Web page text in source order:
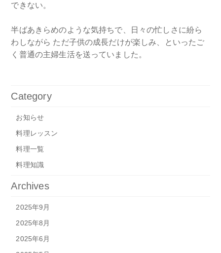
できない。
半ばあきらめのような気持ちで、日々の忙しさに紛ら
わしながら ただ子供の成長だけが楽しみ、といったご
く普通の主婦生活を送っていました。
Category
お知らせ
料理レッスン
料理一覧
料理知識
Archives
2025年9月
2025年8月
2025年6月